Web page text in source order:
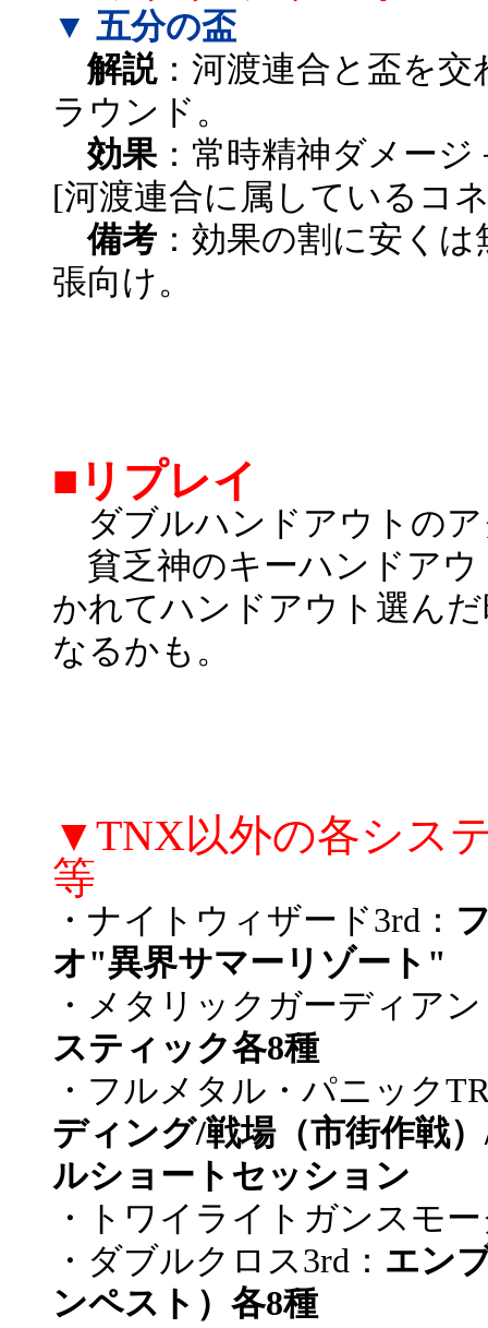
▼ 五分の盃
解説：河渡連合と盃を
ラウンド。
効果 ：常時精神ダメー
[河渡連合に属しているコ
備考 ：効果の割に安く
張向け。
■リプレイ
ダブルハンドアウトのア
貧乏神のキーハンドアウ
かれてハンドアウト選ん
なるかも。
▼TNX以外の各シス
等
・ナイトウィザード3rd：
オ"異界サマーリゾート"
・メタリックガーディア
スティック各8種
・フルメタル・パニック
ディング/戦場（市街作戦
ルショートセッション
・トワイライトガンスモ
・ダブルクロス3rd： エン
ンペスト）各8種